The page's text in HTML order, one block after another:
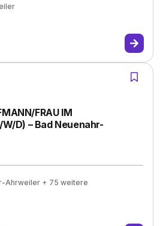
FRAU IM
W/D) – Bad Neuenahr-
Ahrweiler + 75 weitere